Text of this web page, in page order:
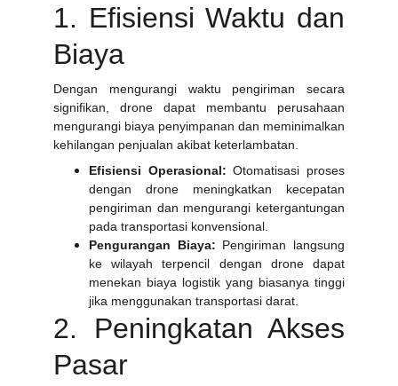
1. Efisiensi Waktu dan
Biaya
Dengan mengurangi waktu pengiriman secara
signifikan, drone dapat membantu perusahaan
mengurangi biaya penyimpanan dan meminimalkan
kehilangan penjualan akibat keterlambatan.
Efisiensi Operasional: Otomatisasi proses
dengan drone meningkatkan kecepatan
pengiriman dan mengurangi ketergantungan
pada transportasi konvensional.
Pengurangan Biaya: Pengiriman langsung
ke wilayah terpencil dengan drone dapat
menekan biaya logistik yang biasanya tinggi
jika menggunakan transportasi darat.
2. Peningkatan Akses
Pasar